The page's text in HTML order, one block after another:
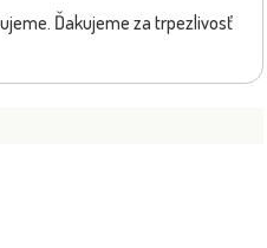
Ďakujeme za trpezlivosť